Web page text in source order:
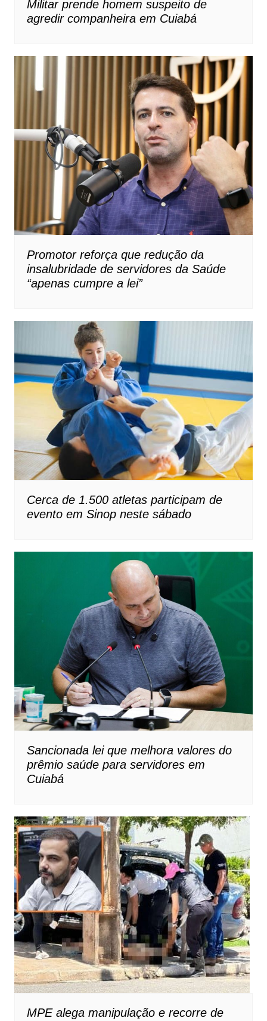
Militar prende homem suspeito de
agredir companheira em Cuiabá
Promotor reforça que redução da
insalubridade de servidores da Saúde
“apenas cumpre a lei”
Cerca de 1.500 atletas participam de
evento em Sinop neste sábado
Sancionada lei que melhora valores do
prêmio saúde para servidores em
Cuiabá
MPE alega manipulação e recorre de